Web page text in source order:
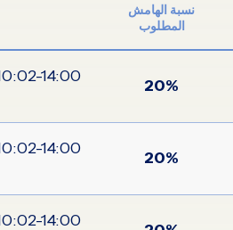
نسبة الهامش
المطلوب
20%
20%